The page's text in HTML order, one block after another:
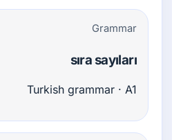
Grammar
sıra sayıları
Turkish grammar · A1